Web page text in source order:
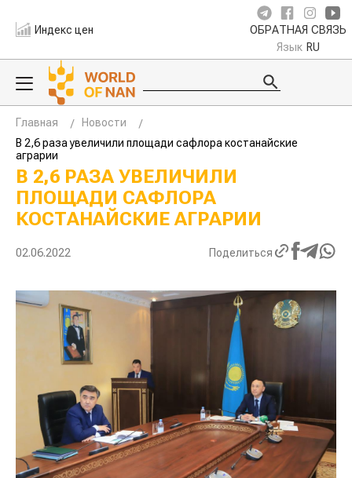
Индекс цен ОБРАТНАЯ СВЯЗЬ
Язык RU
Главная
Новости
В 2,6 раза увеличили площади сафлора костанайские
аграрии
В 2,6 РАЗА УВЕЛИЧИЛИ
ПЛОЩАДИ САФЛОРА
КОСТАНАЙСКИЕ АГРАРИИ
02.06.2022 Поделиться